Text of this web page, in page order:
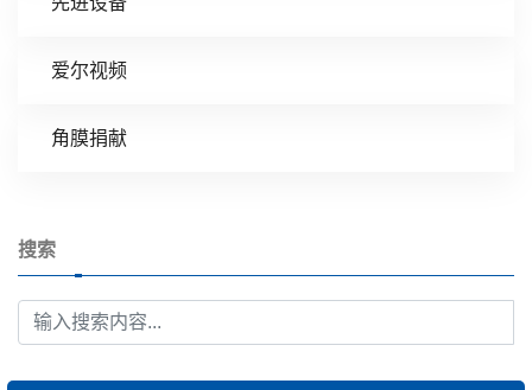
爱尔视频
角膜捐献
搜索